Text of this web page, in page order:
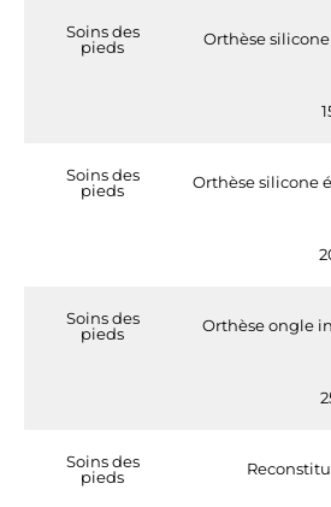
Soins des
pieds
Orthèse
Soins des
pieds
Orthèse silicone
Soins des
pieds
Orthèse ongle
Soins des
pieds